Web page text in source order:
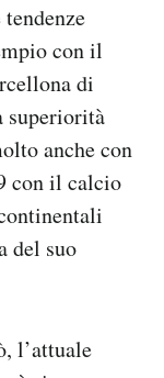
con il
di
superiorità
anche con
con il calcio
del suo
l’attuale